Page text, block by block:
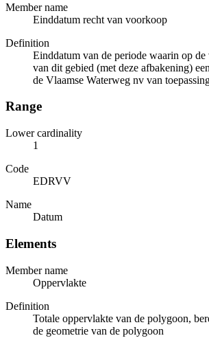
Member name
Einddatum recht van voorkoop
Definition
Einddatum van de periode waarin op de
van dit gebied (met deze afbakening)
de Vlaamse Waterweg nv van
Range
Lower cardinality
1
Code
EDRVV
Name
Datum
Elements
Member name
Oppervlakte
Definition
Totale oppervlakte van de polygoon,
de geometrie van de polygoon